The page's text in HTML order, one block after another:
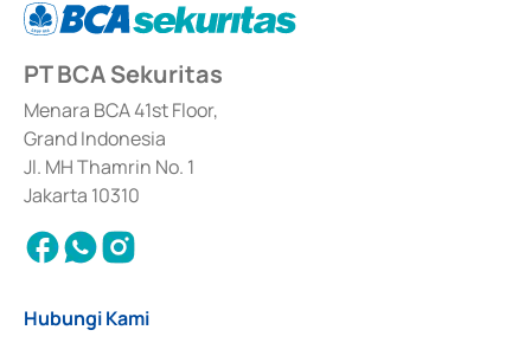
berdasarkan surat keputusan Otoritas Jasa Keuangan Nomor S-
67/PM.21/2017 tanggal 3 Februari 2017, dan beberapa izin usaha lainnya
Sertifikat Deposito di Pasar Uang yang izinnya diterbitkan pada tahun 2017
dan izin usaha lainnya dari Bank Indonesia sebagai Lembaga Pendukung
Penerbitan, Transaksi, serta Penatausahaan dan Penyelesaian Transaksi
Surat Berharga Komersial yang izinnya diterbitkan pada tahun 2018.
PT BCA Sekuritas
Menara BCA 41st Floor,
Grand Indonesia
Jl. MH Thamrin No. 1
Jakarta 10310
Hubungi Kami